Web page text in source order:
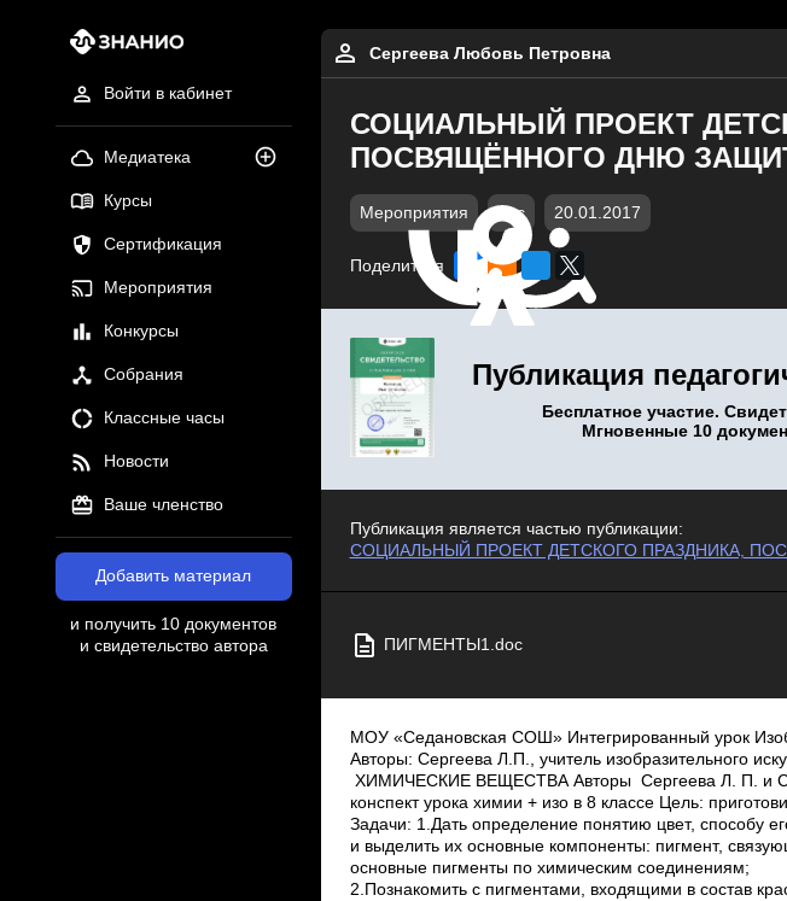
Войти в кабинет
Медиатека
Курсы
Сертификация
Мероприятия
Конкурсы
Собрания
Классные часы
Новости
Ваше членство
Добавить материал
и получить 10 документов
и свидетельство автора
Сергеева Любовь Петровна
СОЦИАЛЬНЫЙ ПРОЕКТ
ПОСВЯЩЁННОГО ДНЮ
Мероприятия doc 20.01.2017
Поделиться
Публикация
Бесплатное участие.
Мгновенные 10
Публикация является частью публикации:
СОЦИАЛЬНЫЙ ПРОЕКТ ДЕТСКОГО ПРАЗДНИКА,
ПИГМЕНТЫ1.doc
МОУ «Седановская СОШ» Интегрированный урок
Авторы: Сергеева Л.П., учитель изобразительного
ХИМИЧЕСКИЕ ВЕЩЕСТВА Авторы ­ Сергеева Л. П. и
конспект урока химии + изо в 8 классе Цель:
Задачи: 1.Дать определение понятию цвет, способу
и выделить их основные компоненты: пигмент,
основные пигменты по химическим соединениям;
2.Познакомить с пигментами, входящими в состав